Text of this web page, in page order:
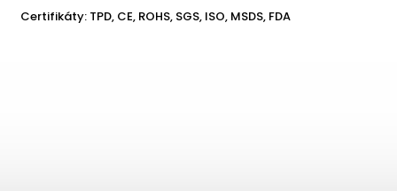
Certifikáty: TPD, CE, ROHS, SGS, ISO, MSDS, FDA